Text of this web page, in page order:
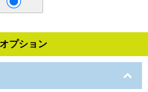
プション